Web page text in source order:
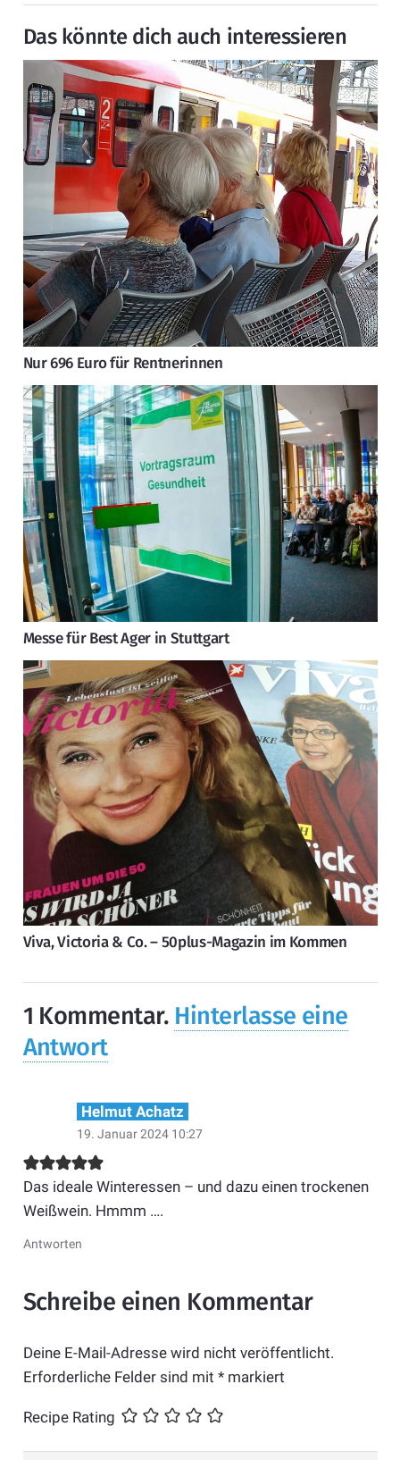
Das könnte dich auch interessieren
Nur 696 Euro für Rentnerinnen
Messe für Best Ager in Stuttgart
Viva, Victoria & Co. – 50plus-Magazin im Kommen
1 Kommentar. Hinterlasse eine
Antwort
Helmut Achatz
19. Januar 2024 10:27
Das ideale Winteressen – und dazu einen trockenen
Weißwein. Hmmm ….
Antworten
Schreibe einen Kommentar
Deine E-Mail-Adresse wird nicht veröffentlicht.
Erforderliche Felder sind mit *markiert
Recipe Rating